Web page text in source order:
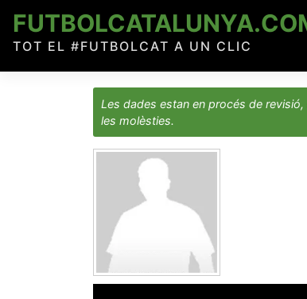
content
TOT EL #FUTBOLCAT A UN CLIC
Les dades estan en procés de
les molèsties.